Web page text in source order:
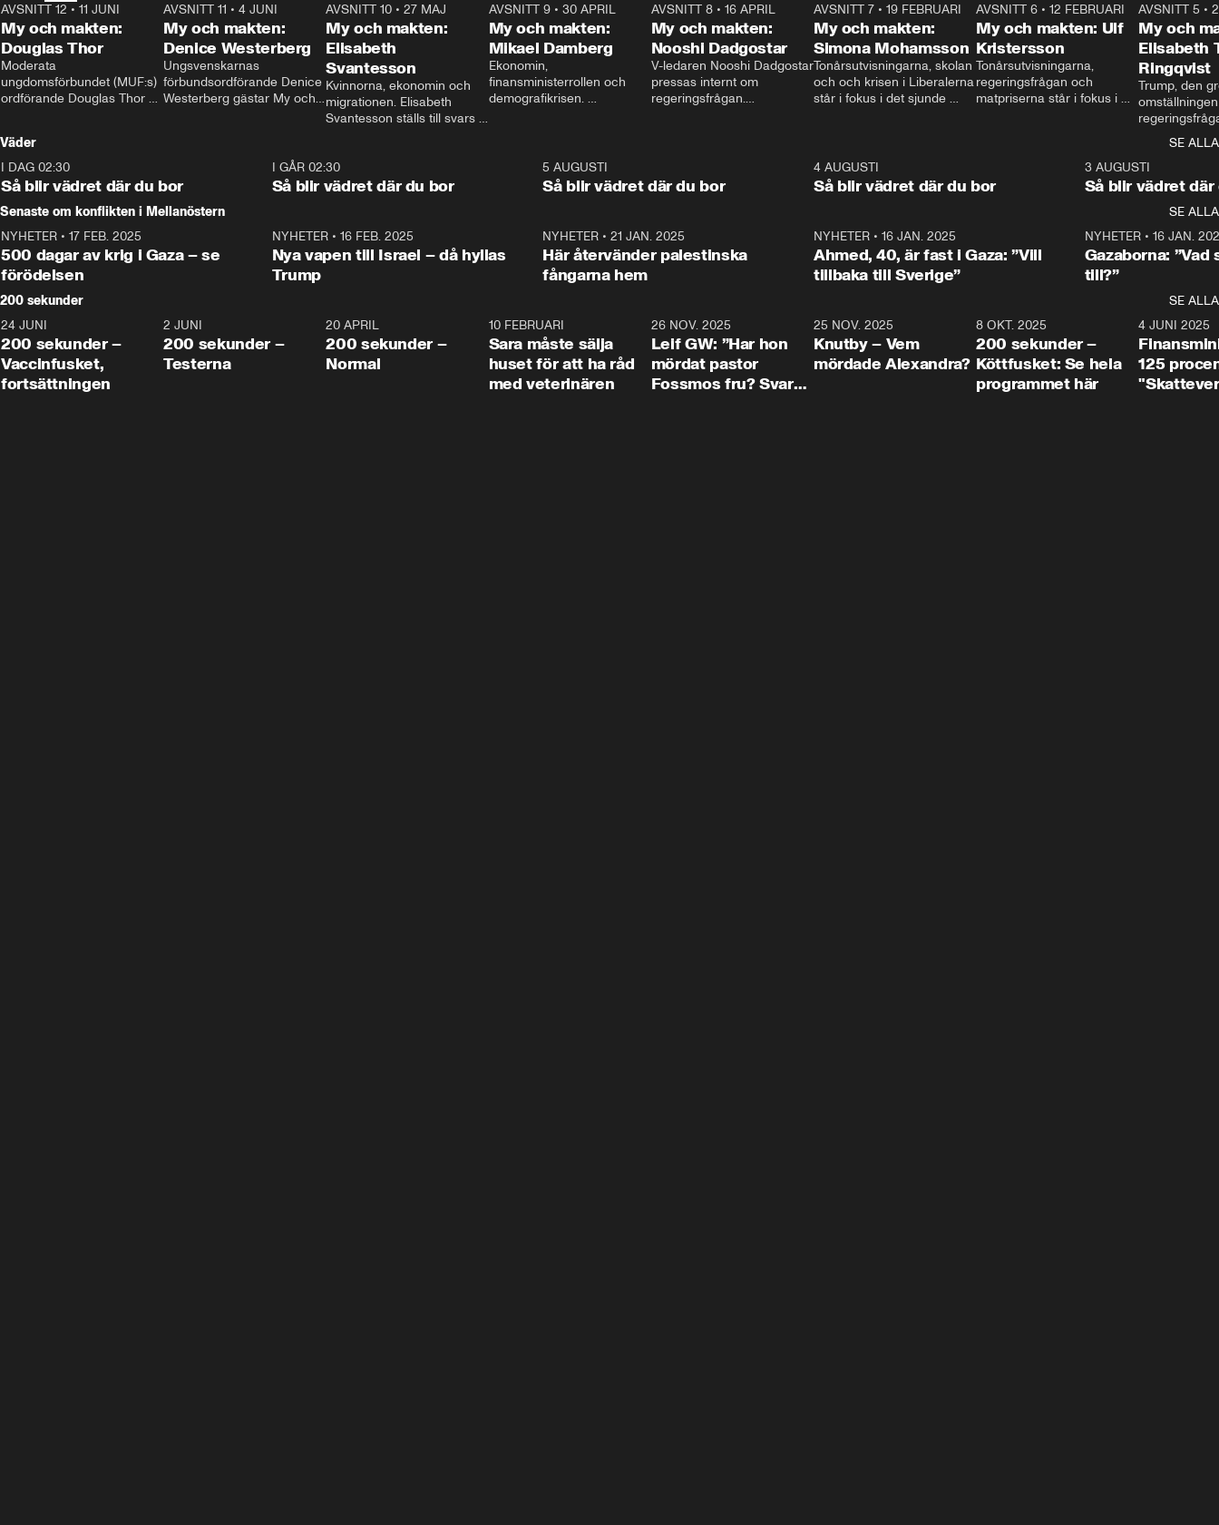
26:27
AVSNITT 12 • 11 JUNI
My och makten:
Douglas Thor
Moderata
ungdomsförbundet (MUF:s)
ordförande Douglas Thor
tonårsutvisningarna och hur
Moderaterna ska locka
väljare till valet i höst.
23:40
AVSNITT 11 •4 JUNI
My och makten:
Denice Westerberg
Ungsvenskarnas
förbundsordförande Denice
Westerberg gästar My och
AVSNITT 10 •27 MAJ
My och makten:
Elisabeth
Svantesson
Kvinnorna, ekonomin och
migrationen. Elisabeth
Svantesson ställs till svars
AVSNITT 9• 30 APRIL
My och makten:
Mikael Damberg
Ekonomin,
finansministerrollen och
demografikrisen.
och Makten.
AVSNITT 8• 16 APRIL
My och makten:
Nooshi Dadgostar
V-ledaren Nooshi Dadgostar
pressas internt om
regeringsfrågan.
– Vi ställer upp i val. Ska vi
vara med så sitter vi förstås
24:30
AVSNITT 7• 19 FEBRUARI
My och makten:
Simona Mohamsson
Tonårsutvisningarna, skolan
och och krisen i Liberalerna
står i fokus i det sjunde
kommentator My
Rohwedder ställer
utbildnings- och
Mohamsson till svars.
27:30
AVSNITT 6 •12 FEBRUARI
My och makten: Ulf
Kristersson
Tonårsutvisningarna,
regeringsfrågan och
matpriserna står i fokus i
Rohwedder ställer
statsminister Ulf Kristersson
AVSNITT 5 •
My och
Elisabeth
Ringqvist
Trump, den
centrum i
avsnittet av
Makten”. Se
Aftonbladets
Rohwedder
Thand Ring
Väder
SE ALLA
I DAG 02:30
Så blir vädret där du bor
1:06
I GÅR 02:30
Så blir vädret där du bor
5 AUGUSTI
Så blir vädret där du bor
4 AUGUSTI
Så blir vädret där du bor
3 AUGUSTI
Så blir vädret där
Senaste om konflikten i Mellanöstern
SE ALLA
NYHETER • 17 FEB. 2025
500 dagar av krig i Gaza – se
förödelsen
NYHETER• 16 FEB. 2025
Nya vapen till Israel – då hyllas
Trump
NYHETER •21 JAN. 2025
Här återvänder palestinska
fångarna hem
NYHETER• 16 JAN. 2025
Ahmed, 40, är fast i Gaza: ”Vill
tillbaka till Sverige”
NYHETER• 16 JAN.
Gazaborna:
till?”
200 sekunder
SE ALLA
5:00
24 JUNI
200 sekunder –
Vaccinfusket,
fortsättningen
4:23
2 JUNI
200 sekunder –
Testerna
20 APRIL
200 sekunder –
Normal
10 FEBRUARI
Sara måste sälja
huset för att ha råd
med veterinären
26 NOV. 2025
Leif GW: ”Har hon
mördat pastor
Fossmos fru? Svar
31:05
25 NOV. 2025
Knutby – Vem
mördade Alexandra?
4:29
8 OKT. 2025
200 sekunder –
Köttfusket: Se hela
programmet här
4 JUNI 2025
125